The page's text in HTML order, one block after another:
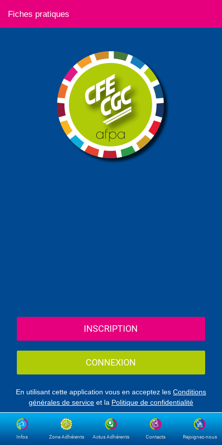
Fiches pratiques
INSCRIPTION
CONNEXION
En utilisant cette application vous en acceptez les Conditions
générales de service et la Politique de confidentialité
Infos Zone Adhérents Actus Adhérents Contacts Rejoignez-nous